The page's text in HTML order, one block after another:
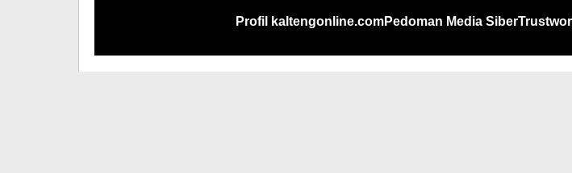
Profil kaltengonline.comPedoman Media Siber